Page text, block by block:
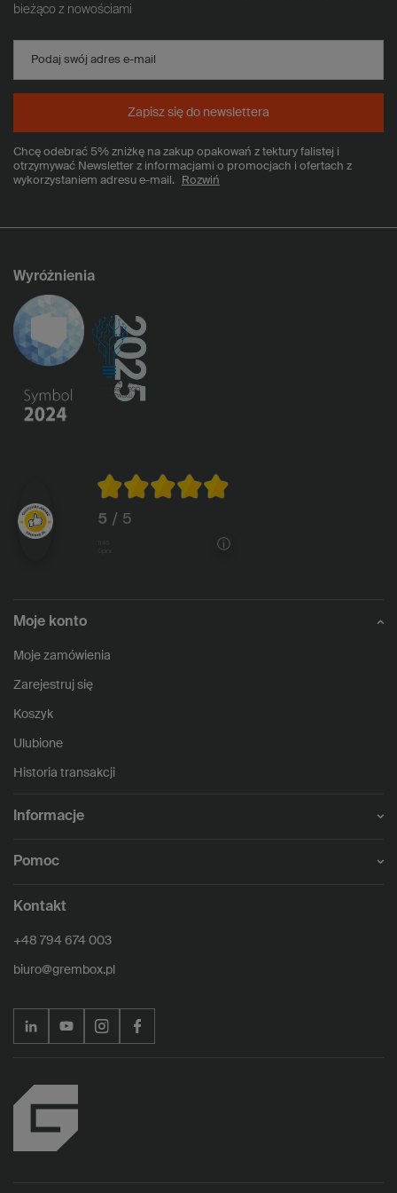
bieżąco z nowościami
Podaj swój adres e-mail
Chcę odebrać 5% zniżkę na zakup opakowań z tektury falistej i
otrzymywać Newsletter z informacjami o promocjach i ofertach z
wykorzystaniem adresu e-mail.
Rozwiń
Zapisz się do newslettera
Wyróżnienia
5 / 5
Moje konto
Moje zamówienia
Zarejestruj się
Koszyk
Ulubione
Historia transakcji
Informacje
Pomoc
Kontakt
+48 794 674 003
biuro@grembox.pl